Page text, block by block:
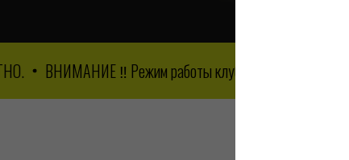
ВНИМАНИЕ ‼️ Режим работы клуба ‼️ Будние дни: 08:30